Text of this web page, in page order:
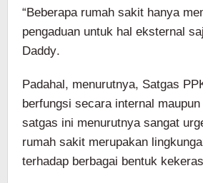
“Beberapa rumah sakit hanya
pengaduan untuk hal eksternal
Daddy.
Padahal, menurutnya, Satgas
berfungsi secara internal
satgas ini menurutnya sangat
rumah sakit merupakan
terhadap berbagai bentuk